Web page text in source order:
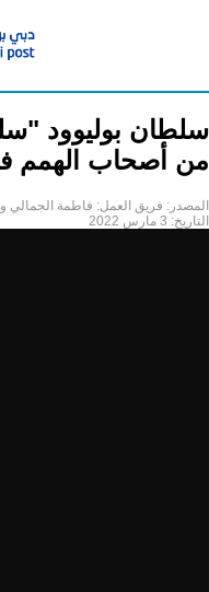
سلطان بوليوود
من أصحاب الهمم في
المصدر: فريق العمل: فاطمة الجمالي
التاريخ: 3 مارس 2022